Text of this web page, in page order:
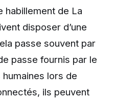
habillement de La
disposer d’une
passe souvent par
passe fournis par le
lors de
ils peuvent